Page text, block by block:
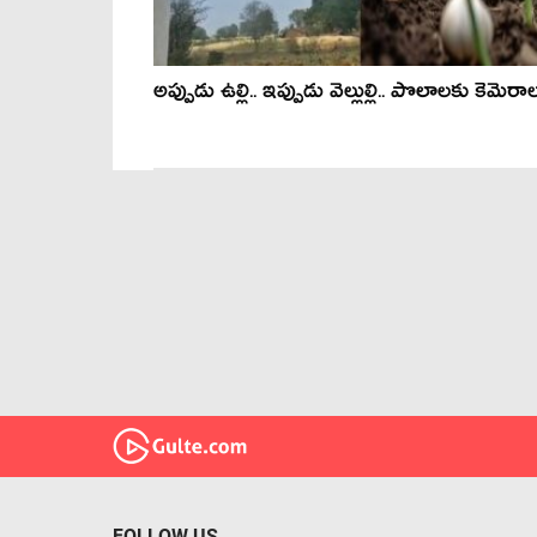
అప్పుడు ఉల్లి.. ఇప్పుడు వెల్లుల్లి.. పొలాల‌కు